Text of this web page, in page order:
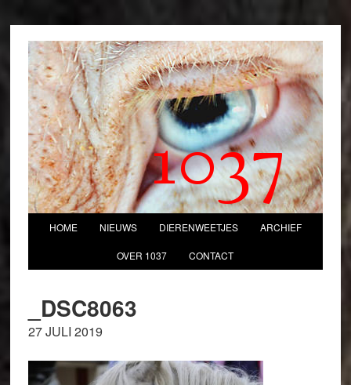
1037
HOME NIEUWS DIERENWEETJES ARCHIEF
OVER 1037 CONTACT
_DSC8063
27 JULI 2019